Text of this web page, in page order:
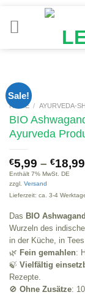
Inhalt
Sale!
HOME / AYURVEDA-
BIO
Ayurveda
€5,99 – €18,99
Enthält 7% MwSt. DE
zzgl. Versand
Lieferzeit: ca. 3-4
Das BIO
Wurzeln des
in der Küche, in
🌿 Fein gemahlen:
🍃 Vielfältig
Rezepte.
🚫 Ohne Zusätze: